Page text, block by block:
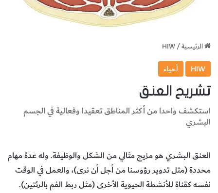
الرئيسية/
HIW
HIW أحياء
تشريح العنق
استكشف واحدا من أكثر المناطق تعقيدا وفعالية في الجسم
البشري
العنق البشري هو مزيج مثالي من الشكل والوظيفة. وله عدة مهام
محددة (مثل تدوير رؤوسنا من أجل أن نرى)، والعمل في الوقت
نفسه كقناة للأنشطة الحيوية الأخرى (مثل ربط الفم بالرئتين).